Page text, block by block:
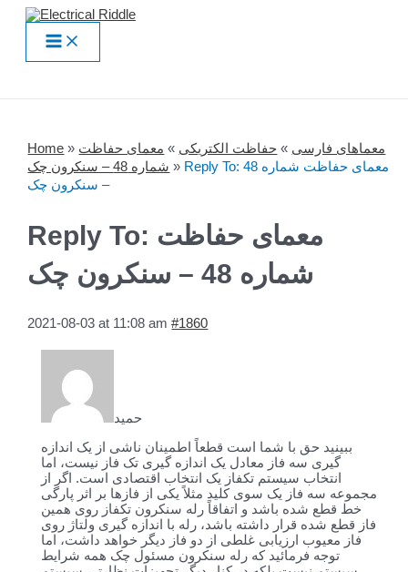
Skip
contentMain
Menu
Home » معماهای فارسی » حفاظت الکتریکی » معمای حفاظت
شماره 48 – سنکرون چک » Reply To: معمای حفاظت شماره 48
– سنکرون چک
Reply To: معمای حفاظت
شماره 48 – سنکرون چک
2021-08-03 at 11:08 am #1860
حمید
ببینید حق با شما است قطعاً اطمینان ناشی از یک اندازه
گیری سه فاز معادل یک اندازه گیری تک فاز نیست، اما
انتخاب سیستم تکفاز یک انتخاب اقتصادی است. اگر از
مجموعه سه فاز یک سوی کلید مثلاً یکی از فازها بر اثر پارگی
خط قطع شده باشد و اتفاقاً رله سنکرون تکفاز روی همین
فاز قطع شده قرار داشته باشد، رله با اندازه گیری ولتاژ روی
فاز معیوب ارزیابی غلطی از دو فاز دیگر خواهد داشت، اما
توجه فرمائید که رله سنکرون مسئول چک همه شرایط